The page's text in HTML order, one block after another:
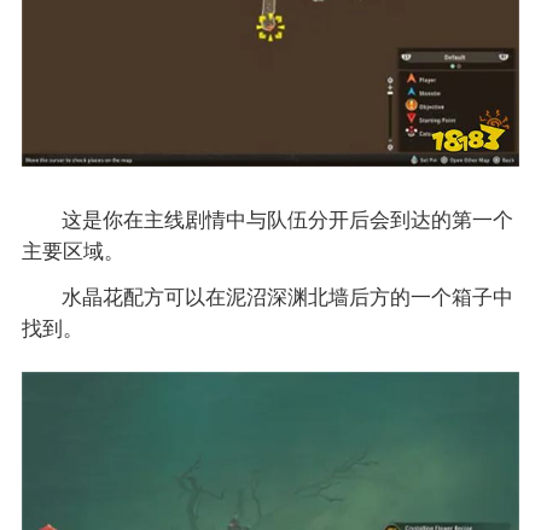
这是你在主线剧情中与队伍分开后会到达的第一个
主要区域。
水晶花配方可以在泥沼深渊北墙后方的一个箱子中
找到。